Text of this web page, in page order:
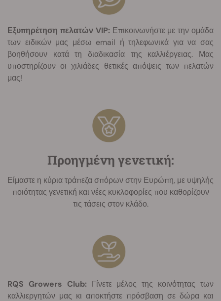
Εξυπηρέτηση πελατών VIP: Επικοινωνήστε με την ομάδα
των ειδικών μας μέσω email ή τηλεφωνικά για να σας
βοηθήσουν κατά τη διαδικασία της καλλιέργειας. Μας
υποστηρίζουν οι χιλιάδες θετικές απόψεις των πελατών
μας!
Προηγμένη γενετική:
Είμαστε η κύρια τράπεζα σπόρων στην Ευρώπη, με υψηλής
ποιότητας γενετική και νέες κυκλοφορίες που καθορίζουν
τις τάσεις στον κλάδο.
RQS Growers Club: Γίνετε μέλος της κοινότητας των
καλλιεργητών μας κι αποκτήστε πρόσβαση σε δώρα και